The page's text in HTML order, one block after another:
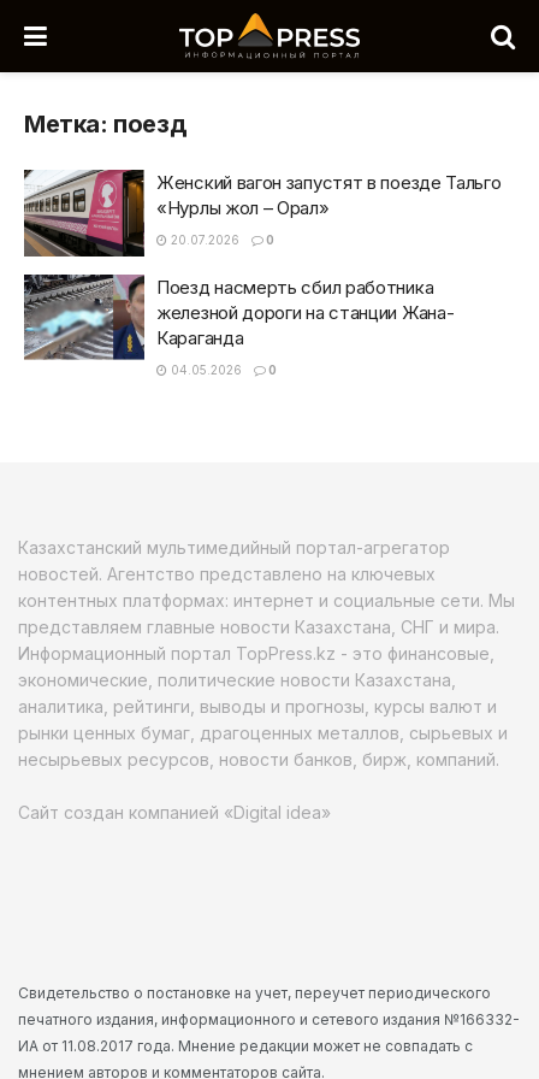
Метка: поезд
Женский вагон запустят в поезде Тальго
«Нурлы жол – Орал»
20.07.2026 0
Поезд насмерть сбил работника
железной дороги на станции Жана-
Караганда
04.05.2026 0
Казахстанский мультимедийный портал-агрегатор
новостей. Агентство представлено на ключевых
контентных платформах: интернет и социальные сети. Мы
представляем главные новости Казахстана, СНГ и мира.
Информационный портал TopPress.kz - это финансовые,
экономические, политические новости Казахстана,
аналитика, рейтинги, выводы и прогнозы, курсы валют и
рынки ценных бумаг, драгоценных металлов, сырьевых и
несырьевых ресурсов, новости банков, бирж, компаний.
Сайт создан компанией «Digital idea»
Свидетельство о постановке на учет, переучет периодического
печатного издания, информационного и сетевого издания №166332-
ИА от 11.08.2017 года. Мнение редакции может не совпадать с
мнением авторов и комментаторов сайта.